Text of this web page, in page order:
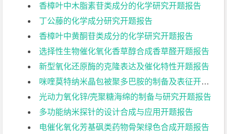
香樟叶中木脂素苷类成分的化学研究开题报告
丁公藤的化学成分研究开题报告
香樟叶中黄酮苷类成分的化学研究开题报告
选择性生物催化氧化香草醇合成香草醛开题报告
新型氧化还原酶的克隆表达及催化特性开题报告
咪喹莫特纳米晶包被聚多巴胺的制备及表征开题报告
光动力氧化锌/壳聚糖海绵的制备与研究开题报告
多功能纳米探针的设计合成与应用开题报告
电催化氧化芳基砜类药物骨架绿色合成开题报告